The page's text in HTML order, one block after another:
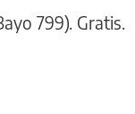
799). Gratis.